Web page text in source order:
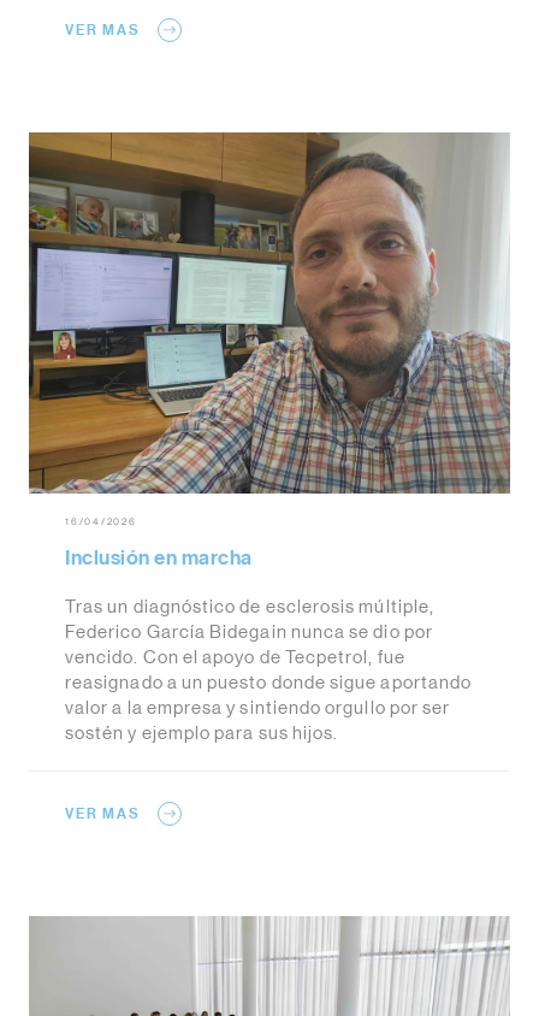
VER MAS
16/04/2026
Inclusión en marcha
Tras un diagnóstico de esclerosis múltiple,
Federico García Bidegain nunca se dio por
vencido. Con el apoyo de Tecpetrol, fue
reasignado a un puesto donde sigue aportando
valor a la empresa y sintiendo orgullo por ser
sostén y ejemplo para sus hijos.
VER MAS